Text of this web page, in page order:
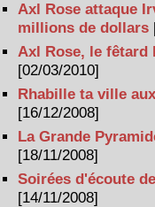
Axl Rose attaque
millions de dollars
Axl Rose, le fêtard
[02/03/2010]
Rhabille ta ville
[16/12/2008]
La Grande
[18/11/2008]
Soirées d'écoute
[14/11/2008]